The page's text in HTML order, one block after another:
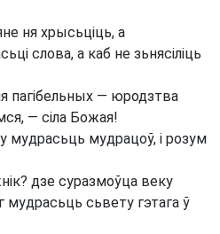
ня хрысьціць, а
слова, а каб не зьнясіліць
пагібельных — юродзтва
— сіла Божая!
мудрасьць мудрацоў, і розум
дзе суразмоўца веку
мудрасьць сьвету гэтага ў